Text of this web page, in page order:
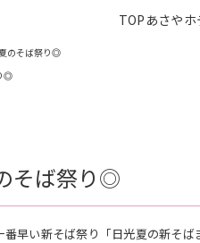
TOP あさや
のそば祭り◎
◎
そば祭り◎
早い新そば祭り「日光夏の新そ